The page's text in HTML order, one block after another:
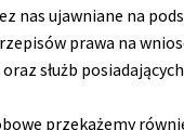
nas ujawniane na
prawa na
służb
przekażemy